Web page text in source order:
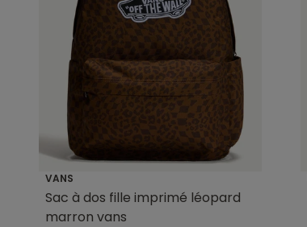
VANS
Sac à dos fille imprimé léopard
marron vans